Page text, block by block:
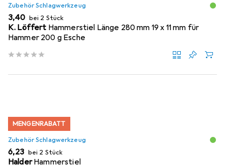
Zubehör Schlagwerkzeug
EUR
3,40 bei 2 Stück
K. Löffert Hammerstiel Länge 280 mm 19 x 11 mm für
Hammer 200 g Esche
MENGENRABATT
Zubehör Schlagwerkzeug
EUR
6,23 bei 2 Stück
Halder Hammerstiel